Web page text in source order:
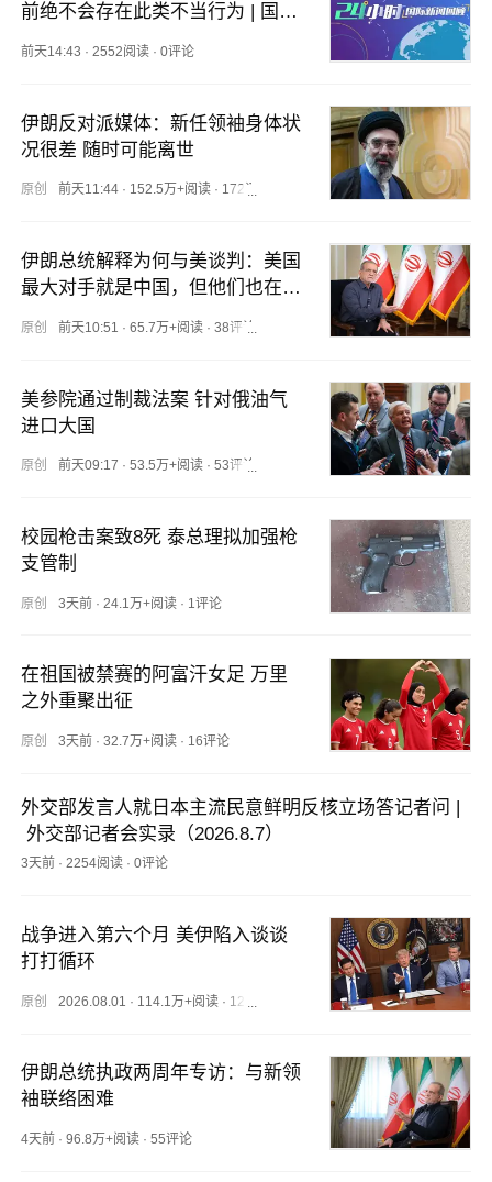
前绝不会存在此类不当行为 | 国际
前天14:43 ·2552阅读 ·0评论
伊朗反对派媒体：新任领袖身体状
况很差 随时可能离世
原创 前天11:44· 152.5万+阅读· 172评论
伊朗总统解释为何与美谈判：美国
最大对手就是中国，但他们也在对
原创 前天10:51 · 65.7万+阅读· 38评论
美参院通过制裁法案 针对俄油气
进口大国
原创 前天09:17 · 53.5万+阅读· 53评论
校园枪击案致8死 泰总理拟加强枪
支管制
原创 3天前· 24.1万+阅读· 1评论
在祖国被禁赛的阿富汗女足 万里
之外重聚出征
原创 3天前· 32.7万+阅读· 16评论
外交部发言人就日本主流民意鲜明反核立场答记者问 |
外交部记者会实录（2026.8.7）
3天前 ·2254阅读 ·0评论
战争进入第六个月 美伊陷入谈谈
打打循环
原创 2026.08.01 · 114.1万+阅读· 126评论
伊朗总统执政两周年专访：与新领
袖联络困难
4天前 ·96.8万+阅读 ·55评论